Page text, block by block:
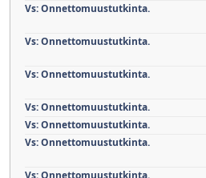
Vs: Onnettomuustutkinta.
Vs: Onnettomuustutkinta.
Vs: Onnettomuustutkinta.
Vs: Onnettomuustutkinta.
Vs: Onnettomuustutkinta.
Vs: Onnettomuustutkinta.
Vs: Onnettomuustutkinta.